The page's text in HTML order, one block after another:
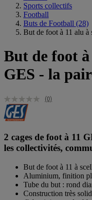
Sports collectifs
Football
Buts de Football (28)
But de foot à 11 alu à
But de foot
GES - la
(0)
2 cages de foot à 11
les collectivités,
But de foot à 11 à
Aluminium, finition
Tube du but : rond
Construction très